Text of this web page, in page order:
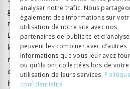
génétique connue ( mutationde novo
nombre de copies ) concernant de
La base génétique est donc
lorsqu’une mutation génétique est
montrent une pénétrance variable.
connaissances, la base génétique
hypothèse non validée
analyser notre trafic. Nous
également des informations sur
utilisation de notre site avec nos
partenaires de publicité et
peuvent les combiner avec d'autres
informations que vous leur avez
ou qu'ils ont collectées lors de votre
utilisation de leurs services.
confidentialité